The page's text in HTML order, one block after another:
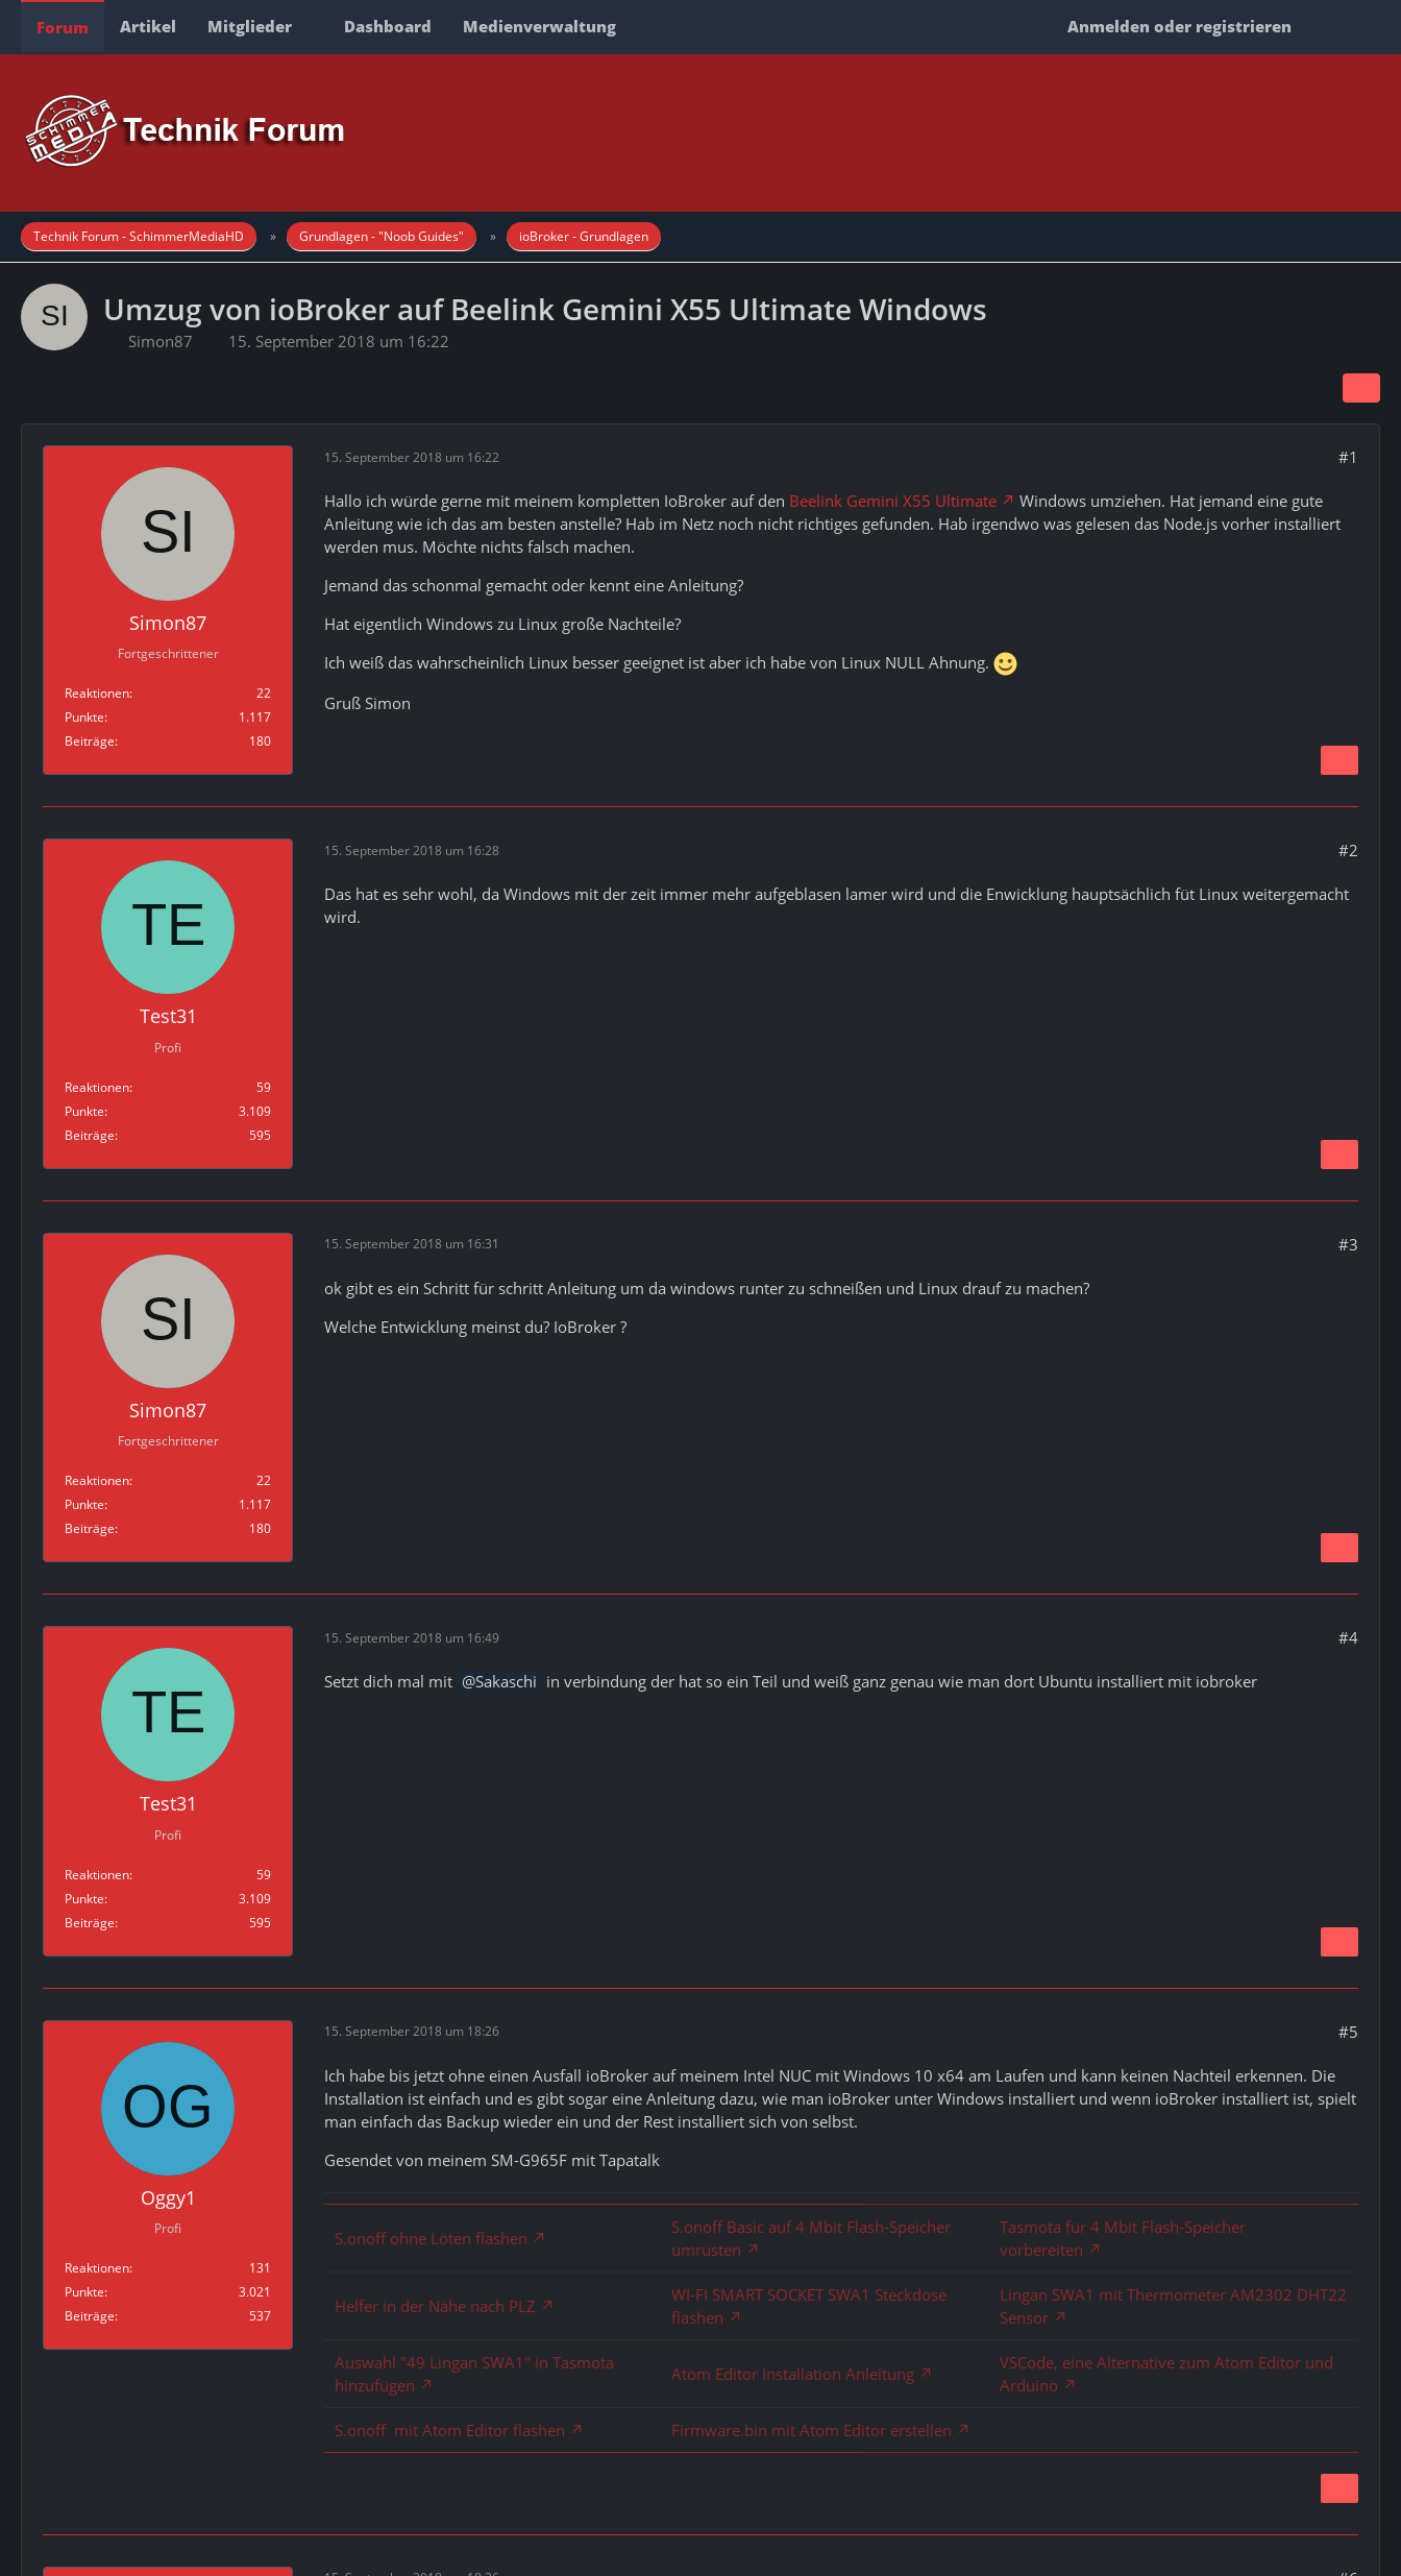
Forum Artikel Mitglieder Dashboard Medienverwaltung Anmelden oder registrieren
Technik Forum - SchimmerMediaHD Grundlagen - "Noob Guides" ioBroker - Grundlagen
Umzug von ioBroker auf Beelink Gemini X55 Ultimate Windows
Simon87 15. September 2018 um 16:22
Simon87
Fortgeschrittener
Reaktionen
22
Punkte
1.117
Beiträge
180
15. September 2018 um 16:22 #1
Hallo ich würde gerne mit meinem kompletten IoBroker auf den Beelink Gemini X55 Ultimate
Windows umziehen. Hat jemand eine gute
Anleitung wie ich das am besten anstelle? Hab im Netz noch nicht richtiges gefunden. Hab irgendwo was gelesen das Node.js vorher installiert
werden mus. Möchte nichts falsch machen.
Jemand das schonmal gemacht oder kennt eine Anleitung?
Hat eigentlich Windows zu Linux große Nachteile?
Ich weiß das wahrscheinlich Linux besser geeignet ist aber ich habe von Linux NULL Ahnung.
Gruß Simon
Test31
Profi
Reaktionen
59
Punkte
3.109
Beiträge
595
15. September 2018 um 16:28 #2
Das hat es sehr wohl, da Windows mit der zeit immer mehr aufgeblasen lamer wird und die Enwicklung hauptsächlich füt Linux weitergemacht
wird.
Simon87
Fortgeschrittener
Reaktionen
22
Punkte
1.117
Beiträge
180
15. September 2018 um 16:31 #3
ok gibt es ein Schritt für schritt Anleitung um da windows runter zu schneißen und Linux drauf zu machen?
Welche Entwicklung meinst du? IoBroker ?
Test31
Profi
Reaktionen
59
Punkte
3.109
Beiträge
595
15. September 2018 um 16:49 #4
Setzt dich mal mit Sakaschi in verbindung der hat so ein Teil und weiß ganz genau wie man dort Ubuntu installiert mit iobroker
Oggy1
Profi
Reaktionen
131
Punkte
3.021
Beiträge
537
15. September 2018 um 18:26 #5
Ich habe bis jetzt ohne einen Ausfall ioBroker auf meinem Intel NUC mit Windows 10 x64 am Laufen und kann keinen Nachteil erkennen. Die
Installation ist einfach und es gibt sogar eine Anleitung dazu, wie man ioBroker unter Windows installiert und wenn ioBroker installiert ist, spielt
man einfach das Backup wieder ein und der Rest installiert sich von selbst.
Gesendet von meinem SM-G965F mit Tapatalk
S.onoff ohne Löten flashen
S.onoff Basic auf 4 Mbit Flash-Speicher
umrüsten
Tasmota für 4 Mbit Flash-Speicher
vorbereiten
Helfer in der Nähe nach PLZ
WI-FI SMART SOCKET SWA1 Steckdose
flashen
Lingan SWA1 mit Thermometer AM2302 DHT22
Sensor
Auswahl "49 Lingan SWA1" in Tasmota
hinzufügen
Atom Editor Installation Anleitung
VSCode, eine Alternative zum Atom Editor und
Arduino
S.onoff mit Atom Editor flashen Firmware.bin mit Atom Editor erstellen